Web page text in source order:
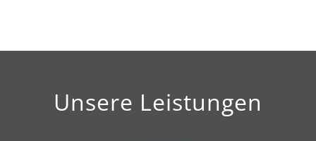
Unsere Leistungen